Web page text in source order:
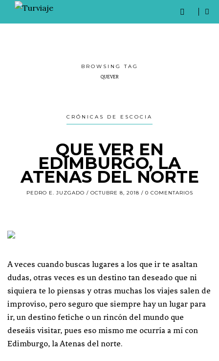
BROWSING TAG
QUEVER
CRÓNICAS DE ESCOCIA
QUE VER EN
EDIMBURGO, LA
ATENAS DEL NORTE
PEDRO E. JUZGADO OCTUBRE 8, 2018 0 COMENTARIOS
A veces cuando buscas lugares a los que ir te asaltan
dudas, otras veces es un destino tan deseado que ni
siquiera te lo piensas y otras muchas los viajes salen de
improviso, pero seguro que siempre hay un lugar para
ir, un destino fetiche o un rincón del mundo que
deseáis visitar, pues eso mismo me ocurría a mí con
Edimburgo, la Atenas del norte.